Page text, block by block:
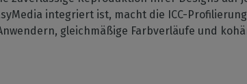
integriert ist, macht die ICC-
gleichmäßige Farbverläufe und